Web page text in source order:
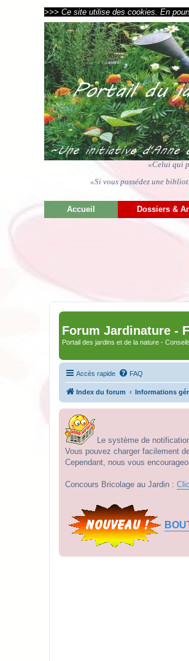
>>> Ce site utilise des cookies. En
«Celui qui
«Si vous possédez une
Accueil Dossiers &
Forum Jardinature -
Portail des jardins et de la nature -
Accès rapide FAQ
Index du forum Informations
Le système de
Vous pouvez charger facilement
Cependant, nous vous
Concours Bricolage au Jardin :